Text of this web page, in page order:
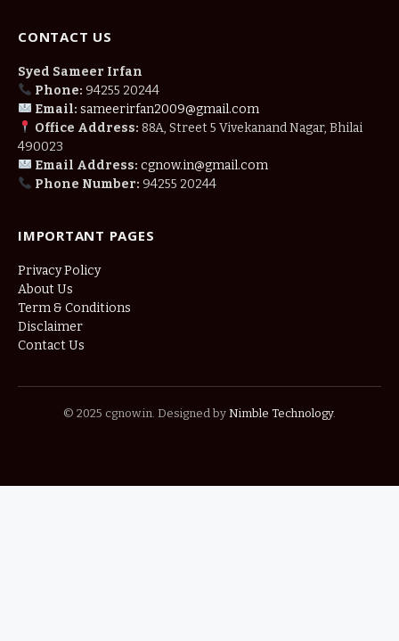
CONTACT US
Syed Sameer Irfan
Phone: 94255 20244
Email: sameerirfan2009@gmail.com
Office Address: 88A, Street 5 Vivekanand Nagar, Bhilai
490023
Email Address: cgnow.in@gmail.com
Phone Number: 94255 20244
IMPORTANT PAGES
Privacy Policy
About Us
Term & Conditions
Disclaimer
Contact Us
© 2025 cgnow.in. Designed by Nimble Technology.